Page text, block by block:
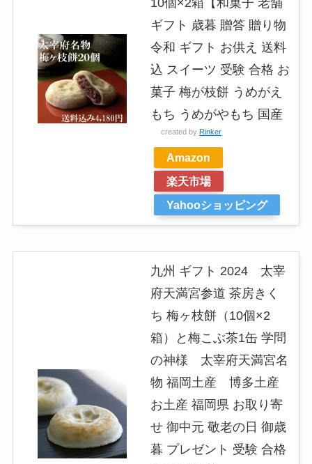
10個×2箱【和菓子 老舗
ギフト 歳暮 贈答 贈り物
令和 ギフト お供え 送料
込 スイーツ 受験 合格 お
菓子 梅が枝餅 うめがえ
もち うめがやもち 国産
created by Rinker
Amazon
楽天市場
Yahooショッピング
九州 ギフト 2024 太宰
府天満宮参道 茶房きく
ち 梅ヶ枝餅（10個×2
箱）と梅こぶ茶1缶 学問
の神様 太宰府天満宮名
物 福岡土産 博多土産
お土産 福岡県 お取り寄
せ 御中元 敬老の日 御歳
暮 プレゼント 受験 合格